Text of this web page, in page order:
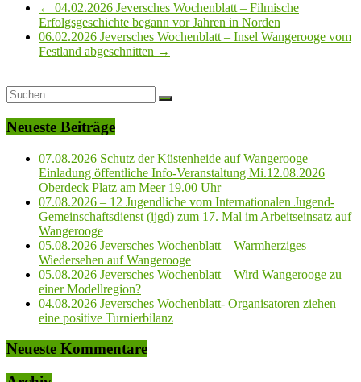
← 04.02.2026 Jeversches Wochenblatt – Filmische
Erfolgsgeschichte begann vor Jahren in Norden
06.02.2026 Jeversches Wochenblatt – Insel Wangerooge vom
Festland abgeschnitten →
Neueste Beiträge
07.08.2026 Schutz der Küstenheide auf Wangerooge –
Einladung öffentliche Info-Veranstaltung Mi.12.08.2026
Oberdeck Platz am Meer 19.00 Uhr
07.08.2026 – 12 Jugendliche vom Internationalen Jugend-
Gemeinschaftsdienst (ijgd) zum 17. Mal im Arbeitseinsatz auf
Wangerooge
05.08.2026 Jeversches Wochenblatt – Warmherziges
Wiedersehen auf Wangerooge
05.08.2026 Jeversches Wochenblatt – Wird Wangerooge zu
einer Modellregion?
04.08.2026 Jeversches Wochenblatt- Organisatoren ziehen
eine positive Turnierbilanz
Neueste Kommentare